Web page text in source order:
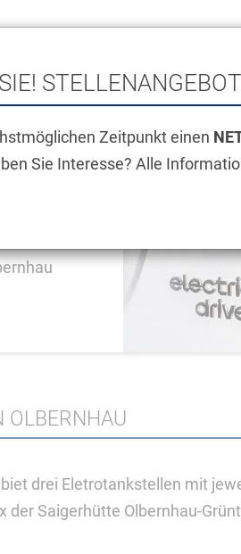
OLBERNHAU
drei Eletrotankstellen mit
Saigerhütte Olbernhau-
Zeitpunkt einen
Sie Interesse? Alle